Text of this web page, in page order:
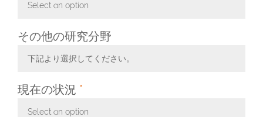
Select an option
その他の研究分野
下記より選択してください。
現在の状況 *
Select an option